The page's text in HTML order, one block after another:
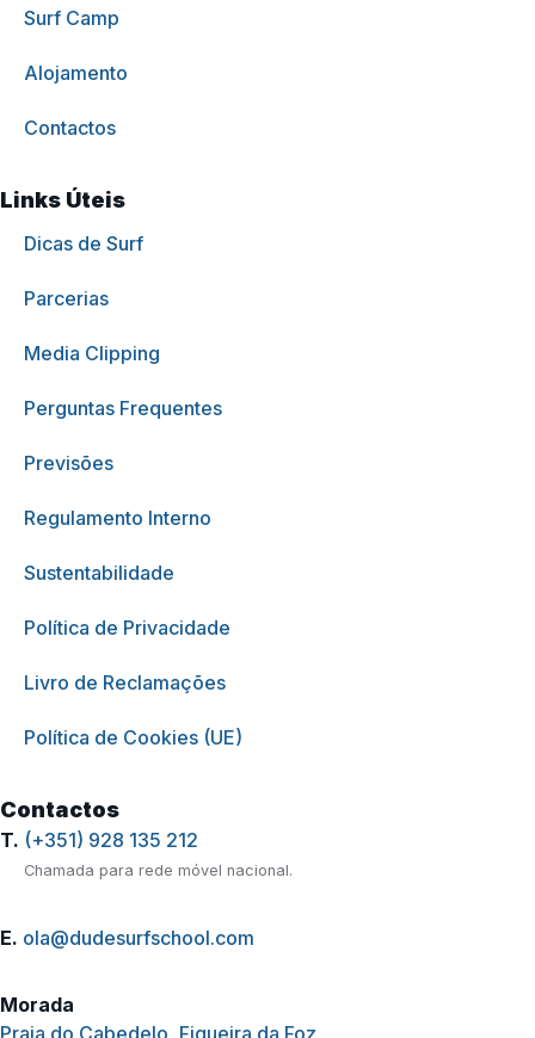
Surf Camp
Alojamento
Contactos
Links Úteis
Dicas de Surf
Parcerias
Media Clipping
Perguntas Frequentes
Previsões
Regulamento Interno
Sustentabilidade
Política de Privacidade
Livro de Reclamações
Política de Cookies (UE)
Contactos
T. (+351) 928 135 212
Chamada para rede móvel nacional.
E. ola@dudesurfschool.com
Morada
Praia do Cabedelo, Figueira da Foz